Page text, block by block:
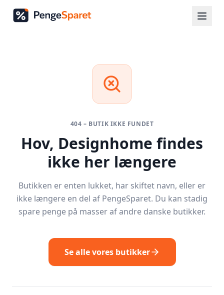
404 – BUTIK IKKE FUNDET
Hov, Designhome findes
ikke her længere
Butikken er enten lukket, har skiftet navn, eller er
ikke længere en del af PengeSparet. Du kan stadig
spare penge på masser af andre danske butikker.
Se alle vores butikker